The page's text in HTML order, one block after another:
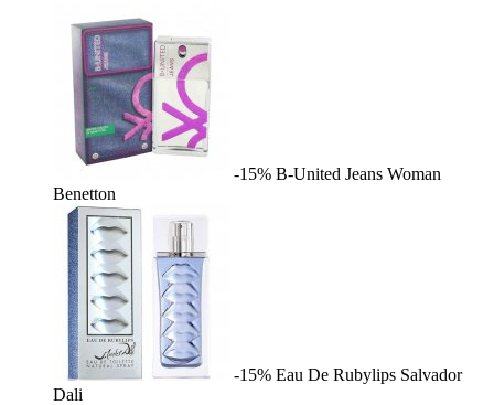
-15% B-United Jeans Woman
Benetton
-15% Eau De Rubylips Salvador
Dali